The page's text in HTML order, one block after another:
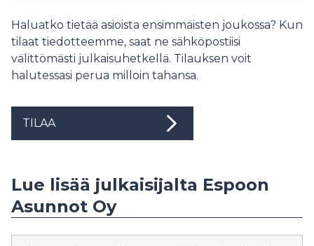
Haluatko tietää asioista ensimmäisten joukossa? Kun
tilaat tiedotteemme, saat ne sähköpostiisi
välittömästi julkaisuhetkellä. Tilauksen voit
halutessasi perua milloin tahansa.
TILAA
Lue lisää julkaisijalta Espoon
Asunnot Oy